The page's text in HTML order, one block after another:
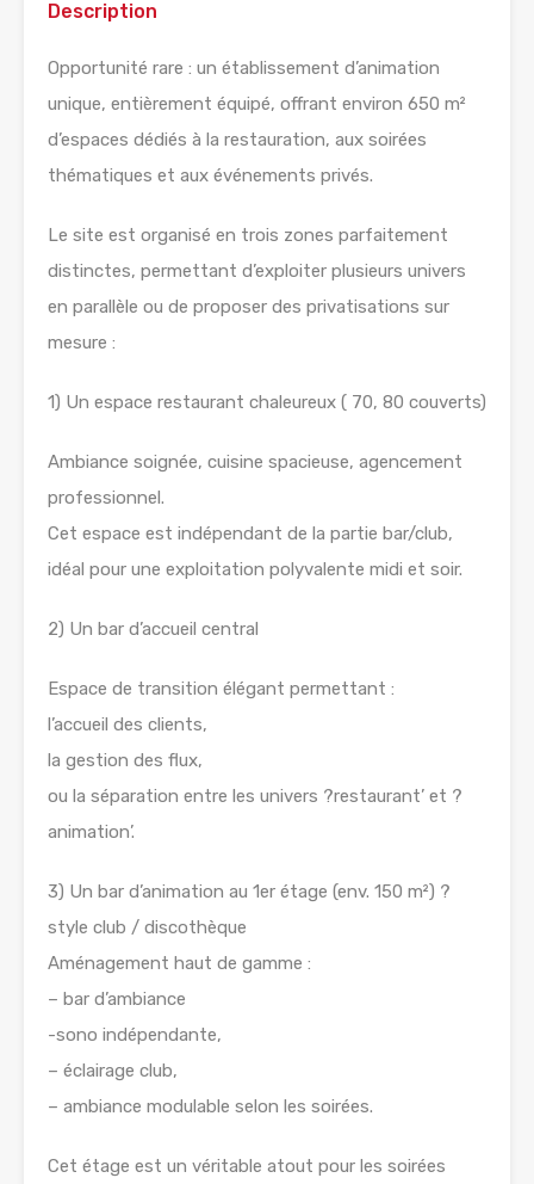
Description
Opportunité rare : un établissement d’animation
unique, entièrement équipé, offrant environ 650 m²
d’espaces dédiés à la restauration, aux soirées
thématiques et aux événements privés.
Le site est organisé en trois zones parfaitement
distinctes, permettant d’exploiter plusieurs univers
en parallèle ou de proposer des privatisations sur
mesure :
1) Un espace restaurant chaleureux ( 70, 80 couverts)
Ambiance soignée, cuisine spacieuse, agencement
professionnel.
Cet espace est indépendant de la partie bar/club,
idéal pour une exploitation polyvalente midi et soir.
2) Un bar d’accueil central
Espace de transition élégant permettant :
l’accueil des clients,
la gestion des flux,
ou la séparation entre les univers ?restaurant’ et ?
animation’.
3) Un bar d’animation au 1er étage (env. 150 m²) ?
style club / discothèque
Aménagement haut de gamme :
– bar d’ambiance
-sono indépendante,
– éclairage club,
– ambiance modulable selon les soirées.
Cet étage est un véritable atout pour les soirées